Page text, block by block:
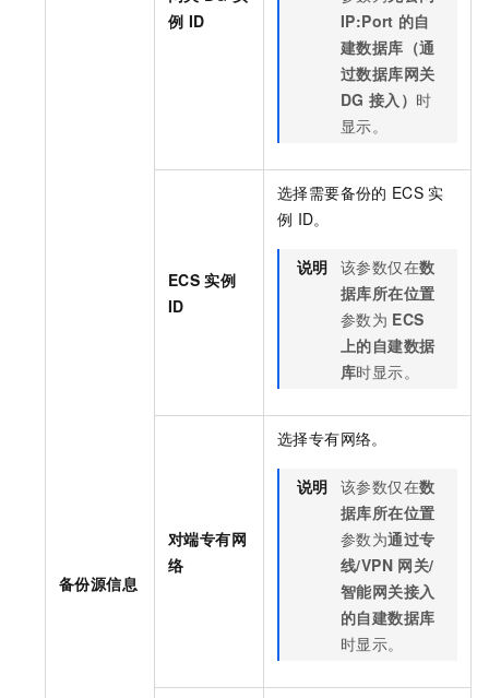
备份源信息
例 ID
IP:Port 的自
建数据库（通
过数据库网关
DG 接入） 时
显示。
ECS 实例
ID
选择需要备份的 ECS 实
例 ID。
说明 该参数仅在数
据库所在位置
参数为 ECS
上的自建数据
库时显示。
对端专有网
络
选择专有网络。
说明 该参数仅在数
据库所在位置
参数为通过专
线/VPN 网关/
智能网关接入
的自建数据库
时显示。